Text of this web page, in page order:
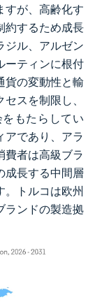
すが、高齢化す
約するため成長
ジル、アルゼン
ーティンに根付
貨の変動性と輸
スを制限し、
もたらしてい
アであり、アラ
費者は高級ブラ
成長する中間層
。トルコは欧州
ランドの製造拠